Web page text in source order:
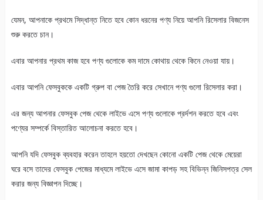
যেমন, আপনাকে প্রথমে সিদ্ধান্ত নিতে হবে কোন ধরনের পণ্য নিয়ে আপনি রিসেলার বিজনেস
শুরু করতে চান।
এবার আপনার প্রথম কাজ হবে পণ্য গুলোকে কম দামে কোথায় থেকে কিনে নেওয়া যায়।
এবার আপনি ফেসবুককে একটি গ্রুপ বা পেজ তৈরি করে সেখানে পণ্য গুলো রিসেলার করা।
এর জন্য আপনার ফেসবুক পেজ থেকে লাইভে এসে পণ্য গুলোকে প্রর্দশন করতে হবে এবং
পণ্যের সম্পর্কে বিস্তারিত আলোচনা করতে হবে।
আপনি যদি ফেসবুক ব্যবহার করেন তাহলে হয়তো দেখছেন কোনো একটি পেজ থেকে মেয়েরা
ঘরে বসে তাদের ফেসবুক পেজের মাধ্যমে লাইভে এসে জামা কাপড় সহ বিভিন্ন জিনিসপত্র সেল
করার জন্য বিজ্ঞাপন দিচ্ছে।